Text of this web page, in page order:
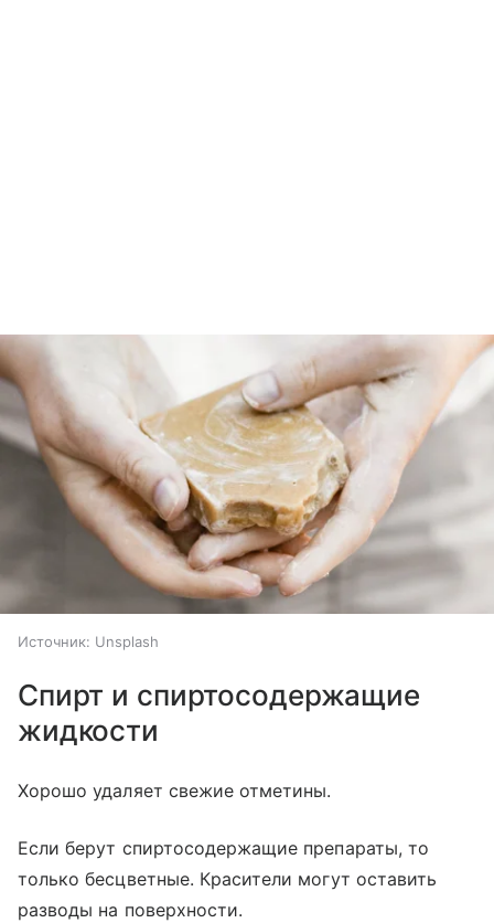
Источник: Unsplash
Спирт и спиртосодержащие
жидкости
Хорошо удаляет свежие отметины.
Если берут спиртосодержащие препараты, то
только бесцветные. Красители могут оставить
разводы на поверхности.